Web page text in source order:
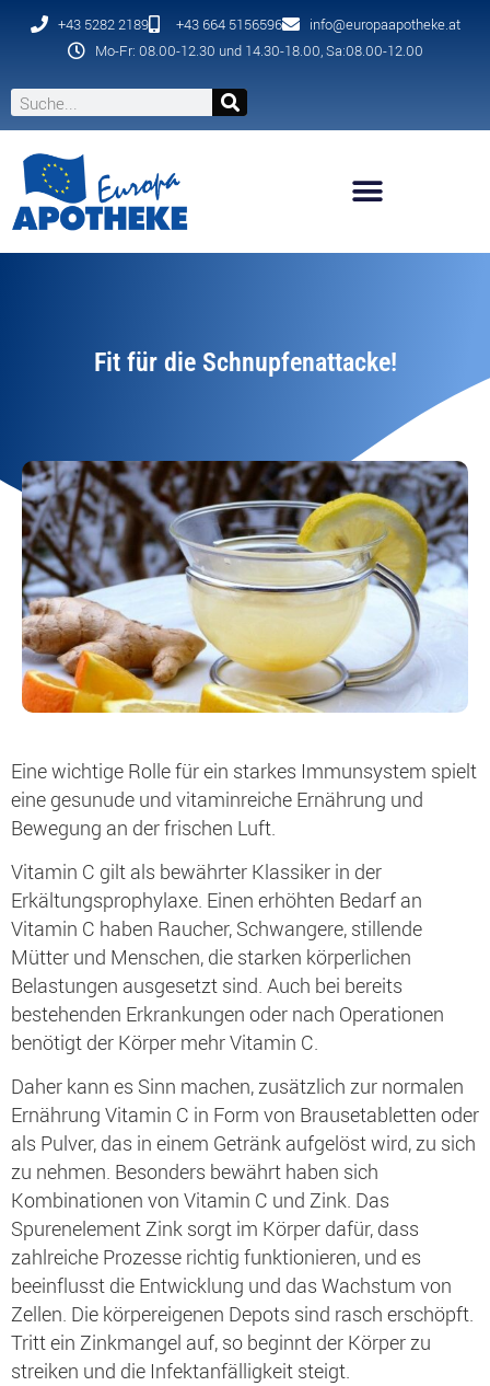
+43 5282 2189 +43 664 5156596
info@europaapotheke.at
Mo-Fr: 08.00-12.30 und 14.30-18.00, Sa:08.00-12.00
Fit für die Schnupfenattacke!
Eine wichtige Rolle für ein starkes Immunsystem spielt
eine gesunude und vitaminreiche Ernährung und
Bewegung an der frischen Luft.
Vitamin C gilt als bewährter Klassiker in der
Erkältungsprophylaxe. Einen erhöhten Bedarf an
Vitamin C haben Raucher, Schwangere, stillende
Mütter und Menschen, die starken körperlichen
Belastungen ausgesetzt sind. Auch bei bereits
bestehenden Erkrankungen oder nach Operationen
benötigt der Körper mehr Vitamin C.
Daher kann es Sinn machen, zusätzlich zur normalen
Ernährung Vitamin C in Form von Brausetabletten oder
als Pulver, das in einem Getränk aufgelöst wird, zu sich
zu nehmen. Besonders bewährt haben sich
Kombinationen von Vitamin C und Zink. Das
Spurenelement Zink sorgt im Körper dafür, dass
zahlreiche Prozesse richtig funktionieren, und es
beeinflusst die Entwicklung und das Wachstum von
Zellen. Die körpereigenen Depots sind rasch erschöpft.
Tritt ein Zinkmangel auf, so beginnt der Körper zu
streiken und die Infektanfälligkeit steigt.